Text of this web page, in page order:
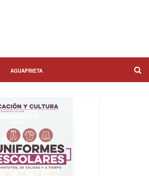
AGUAPRIETA